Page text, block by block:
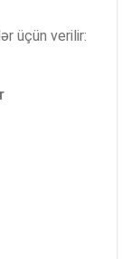
üçün verilir: